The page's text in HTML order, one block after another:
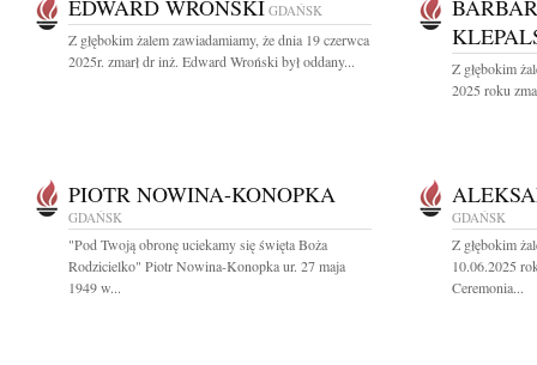
EDWARD WROŃSKI GDAŃSK
Z głębokim żalem zawiadamiamy, że dnia 19 czerwca
2025r. zmarł dr inż. Edward Wroński był oddany...
Z głębokim
2025 roku
PIOTR NOWINA-KONOPKA
GDAŃSK
"Pod Twoją obronę uciekamy się święta Boża
Rodzicielko" Piotr Nowina-Konopka ur. 27 maja
1949 w...
GDAŃSK
Z głębokim
10.06.2025
Ceremonia...